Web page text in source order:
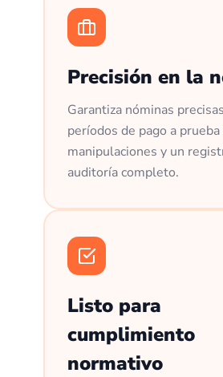
Precisión en la
Garantiza nóminas
períodos de pago a prueba
manipulaciones y un
auditoría completo.
Listo para
cumplimiento
normativo